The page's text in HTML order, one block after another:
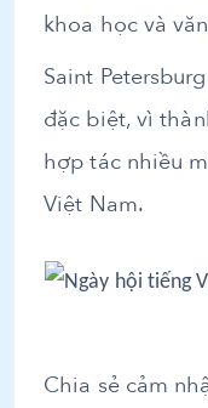
khoa học và
Saint
đặc biệt, vì
hợp tác nhiều
Việt Nam.
Chia sẻ cảm